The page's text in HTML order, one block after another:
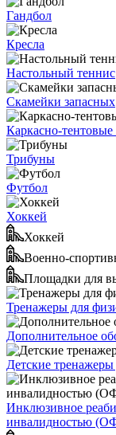
Гандбол
Кресла
Настольный теннис
Скамейки запасных
Каркасно-
Трибуны
Футбол
Хоккей
Хоккей
Военно-
Площадки для
Тренажеры для
Дополнительное
Детские
Инклюзивное
инвалидностью